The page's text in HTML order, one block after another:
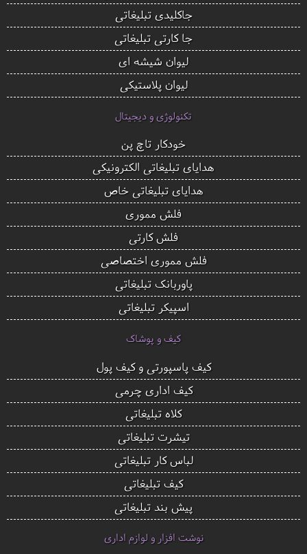
جاکلیدی تبلیغاتی
جا کارتی تبلیغاتی
لیوان شیشه ای
لیوان پلاستیکی
تکنولوژی و دیجیتال
خودکار تاچ پن
هدایای تبلیغاتی الکترونیکی
هدایای تبلیغاتی خاص
فلش مموری
فلش کارتی
فلش مموری اختصاصی
پاوربانک تبلیغاتی
اسپیکر تبلیغاتی
کیف و پوشاک
کیف پاسپورتی و کیف پول
کیف اداری چرمی
کلاه تبلیغاتی
تیشرت تبلیغاتی
لباس کار تبلیغاتی
کیف تبلیغاتی
پیش بند تبلیغاتی
نوشت افزار و لوازم اداری